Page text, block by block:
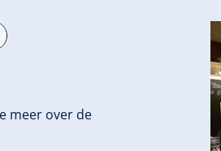
meer over de